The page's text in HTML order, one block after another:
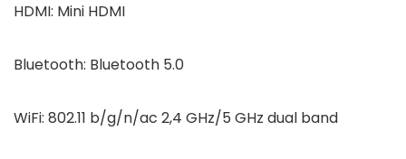
HDMI: Mini HDMI
Bluetooth: Bluetooth 5.0
WiFi: 802.11 b/g/n/ac 2,4 GHz/5 GHz dual band